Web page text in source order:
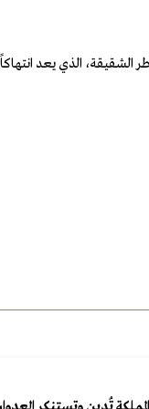
العدوان الذي شنته إيران على دولة